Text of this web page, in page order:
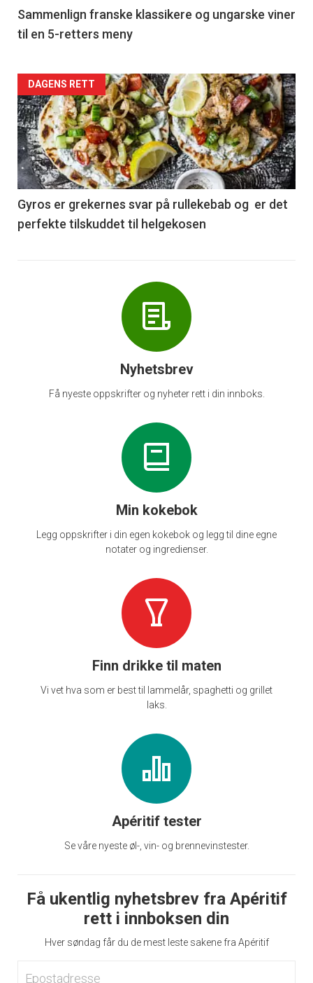
5
Sammenlign franske klassikere og ungarske viner
til en 5-retters meny
Forsiden
akkurat
nå
-
6
DAGENS RETT
Gyros er grekernes svar på rullekebab og er det
perfekte tilskuddet til helgekosen
Nyhetsbrev
Få nyeste oppskrifter og nyheter rett i din innboks.
Min kokebok
Legg oppskrifter i din egen kokebok og legg til dine egne
notater og ingredienser.
Finn drikke til maten
Vi vet hva som er best til lammelår, spaghetti og grillet
laks.
Apéritif tester
Se våre nyeste øl-, vin- og brennevinstester.
Få ukentlig nyhetsbrev fra Apéritif
rett i innboksen din
Hver søndag får du de mest leste sakene fra Apéritif